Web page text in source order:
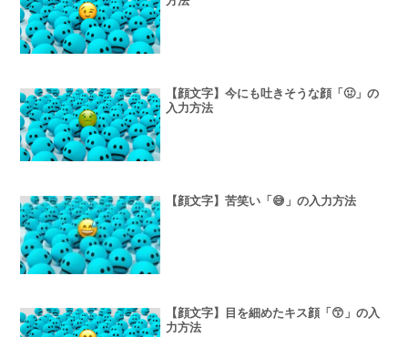
【顔文字】今にも吐きそうな顔「🤢」の
入力方法
【顔文字】苦笑い「😅」の入力方法
【顔文字】目を細めたキス顔「😙」の入
力方法